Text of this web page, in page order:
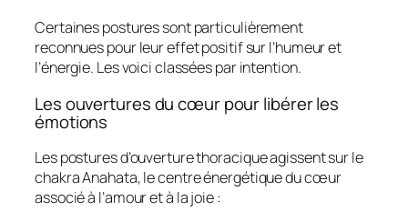
Certaines postures sont particulièrement
reconnues pour leur effet positif sur l’humeur et
l’énergie. Les voici classées par intention.
Les ouvertures du cœur pour libérer les
émotions
Les postures d’ouverture thoracique agissent sur le
chakra Anahata, le centre énergétique du cœur
associé à l’amour et à la joie :